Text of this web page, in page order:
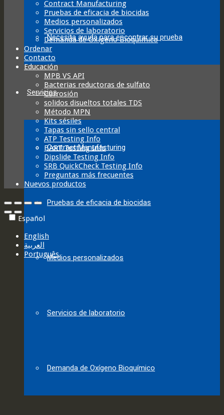
Necesita ayuda para encontrar su prueba
Servicios
Contract Manufacturing
Pruebas de eficacia de biocidas
Medios personalizados
Servicios de laboratorio
Demanda de Oxígeno Bioquímico
Contract Manufacturing
Pruebas de eficacia de biocidas
Medios personalizados
Servicios de laboratorio
Demanda de Oxígeno Bioquímico
Ordenar
Contacto
Educación
MPB VS API
Bacterias reductoras de sulfato
Corrosión
solidos disueltos totales TDS
Método MPN
Kits sésiles
Tapas sin sello central
ATP Testing Info
BART Testing Info
Dipslide Testing Info
SRB QuickCheck Testing Info
Preguntas más frecuentes
Nuevos productos
Español
English
العربية‏
Português